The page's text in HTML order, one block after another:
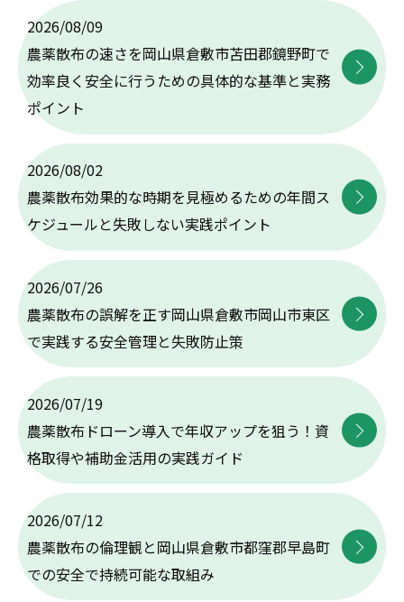
2026/08/09
農薬散布の速さを岡山県倉敷市苫田郡鏡野町で
効率良く安全に行うための具体的な基準と実務
ポイント
2026/08/02
農薬散布効果的な時期を見極めるための年間ス
ケジュールと失敗しない実践ポイント
2026/07/26
農薬散布の誤解を正す岡山県倉敷市岡山市東区
で実践する安全管理と失敗防止策
2026/07/19
農薬散布ドローン導入で年収アップを狙う！資
格取得や補助金活用の実践ガイド
2026/07/12
農薬散布の倫理観と岡山県倉敷市都窪郡早島町
での安全で持続可能な取組み